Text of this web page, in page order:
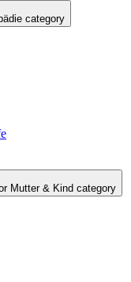
category
Mutter & Kind category